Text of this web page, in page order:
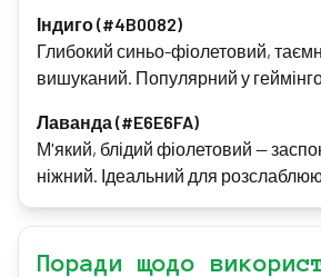
Індиго (#4B0082)
Глибокий синьо-фіолетовий,
вишуканий. Популярний у
Лаванда (#E6E6FA)
М'який, блідий фіолетовий —
ніжний. Ідеальний для
Поради щодо